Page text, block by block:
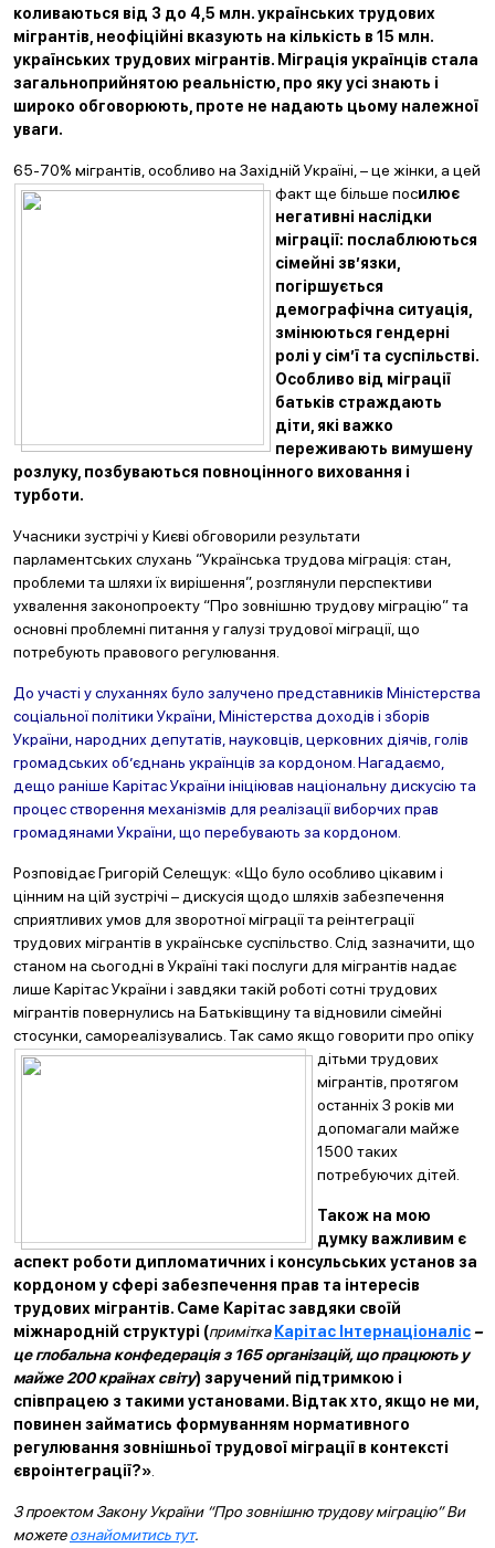
коливаються від 3 до 4,5 млн. українських трудових
мігрантів, неофіційні вказують на кількість в 15 млн.
українських трудових мігрантів. Міграція українців стала
загальноприйнятою реальністю, про яку усі знають і
широко обговорюють, проте не надають цьому належної
уваги.
65-70% мігрантів, особливо на Західній Україні, – це жінки, а цей
факт ще більше посилює
негативні наслідки
міграції: послаблюються
сімейні зв’язки,
погіршується
демографічна ситуація,
змінюються гендерні
ролі у сім’ї та суспільстві.
Особливо від міграції
батьків страждають
діти, які важко
переживають вимушену
розлуку, позбуваються повноцінного виховання і
турботи.
Учасники зустрічі у Києві обговорили результати
парламентських слухань “Українська трудова міграція: стан,
проблеми та шляхи їх вирішення”, розглянули перспективи
ухвалення законопроекту “Про зовнішню трудову міграцію” та
основні проблемні питання у галузі трудової міграції, що
потребують правового регулювання.
До участі у слуханнях було залучено представників Міністерства
соціальної політики України, Міністерства доходів і зборів
України, народних депутатів, науковців, церковних діячів, голів
громадських об’єднань українців за кордоном. Нагадаємо,
дещо раніше Карітас України ініціював національну дискусію та
процес створення механізмів для реалізації виборчих прав
громадянами України, що перебувають за кордоном.
Розповідає Григорій Селещук: «Що було особливо цікавим і
цінним на цій зустрічі – дискусія щодо шляхів забезпечення
сприятливих умов для зворотної міграції та реінтеграції
трудових мігрантів в українське суспільство. Слід зазначити, що
станом на сьогодні в Україні такі послуги для мігрантів надає
лише Карітас України і завдяки такій роботі сотні трудових
мігрантів повернулись на Батьківщину та відновили сімейні
стосунки, самореалізувались. Так само якщо говорити про опіку
дітьми трудових
мігрантів, протягом
останніх 3 років ми
допомагали майже
1500 таких
потребуючих дітей.
Також на мою
думку важливим є
аспект роботи дипломатичних і консульських установ за
кордоном у сфері забезпечення прав та інтересів
трудових мігрантів. Саме Карітас завдяки своїй
міжнародній структурі (примітка Карітас Інтернаціоналіс–
це глобальна конфедерація з 165 організацій, що працюють у
майже 200 країнах світу) заручений підтримкою і
співпрацею з такими установами. Відтак хто, якщо не ми,
повинен займатись формуванням нормативного
регулювання зовнішньої трудової міграції в контексті
євроінтеграції?»
З проектом Закону України “Про зовнішню трудову міграцію” Ви
можетеознайомитись тут.